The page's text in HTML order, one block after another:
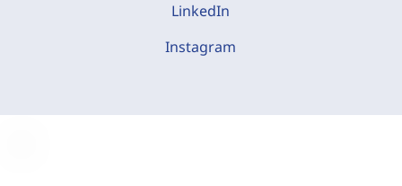
LinkedIn
Instagram